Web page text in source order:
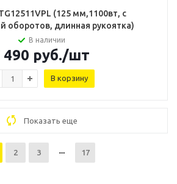
(125 мм,1100вт, с
оборотов, длинная рукоятка)
В наличии
490 руб./шт
В корзину
Показать еще
2 3 17